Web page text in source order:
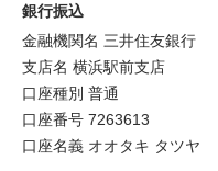
銀行振込
金融機関名 三井住友銀行
支店名 横浜駅前支店
口座種別 普通
口座番号 7263613
口座名義 オオタキ タツヤ